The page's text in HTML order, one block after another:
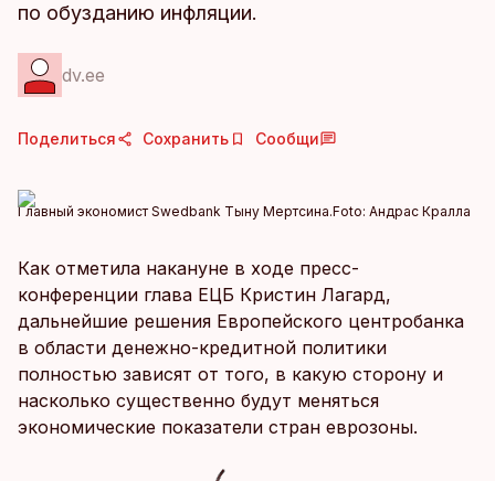
по обузданию инфляции.
dv.ee
Поделиться Сохранить Сообщи
Главный экономист Swedbank Тыну Мертсина.Foto: Андрас Кралла
Как отметила накануне в ходе пресс-
конференции глава ЕЦБ Кристин Лагард,
дальнейшие решения Европейского центробанка
в области денежно-кредитной политики
полностью зависят от того, в какую сторону и
насколько существенно будут меняться
экономические показатели стран еврозоны.